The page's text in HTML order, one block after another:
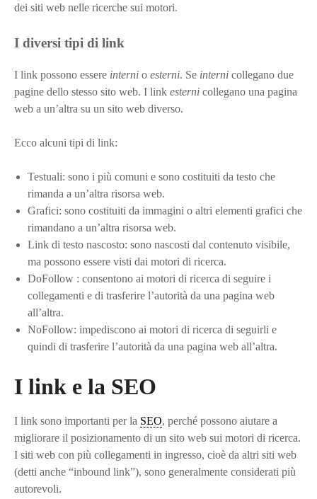
dei siti web nelle ricerche sui motori.
I diversi tipi di link
I link possono essere interni o esterni. Se interni collegano due
pagine dello stesso sito web. I link esterni collegano una pagina
web a un’altra su un sito web diverso.
Ecco alcuni tipi di link:
Testuali: sono i più comuni e sono costituiti da testo che
rimanda a un’altra risorsa web.
Grafici: sono costituiti da immagini o altri elementi grafici che
rimandano a un’altra risorsa web.
Link di testo nascosto: sono nascosti dal contenuto visibile,
ma possono essere visti dai motori di ricerca.
DoFollow : consentono ai motori di ricerca di seguire i
collegamenti e di trasferire l’autorità da una pagina web
all’altra.
NoFollow: impediscono ai motori di ricerca di seguirli e
quindi di trasferire l’autorità da una pagina web all’altra.
I link e la SEO
I link sono importanti per la SEO, perché possono aiutare a
migliorare il posizionamento di un sito web sui motori di ricerca.
I siti web con più collegamenti in ingresso, cioè da altri siti web
(detti anche “inbound link”), sono generalmente considerati più
autorevoli.